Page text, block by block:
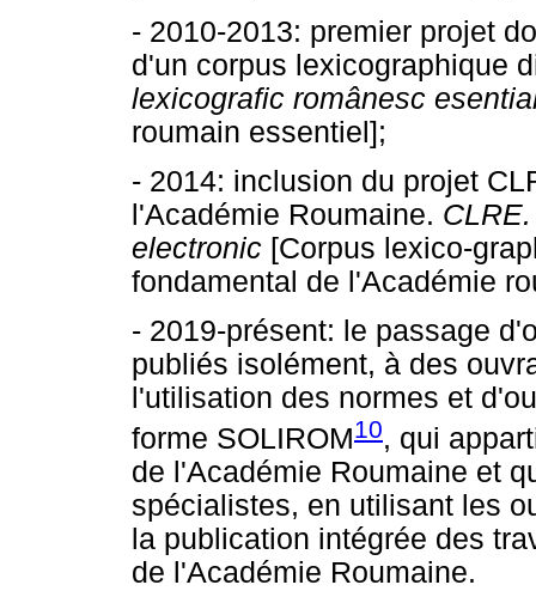
- 2010-2013: premier projet
d'un corpus lexicographique
lexicografic românesc
roumain essentiel];
- 2014: inclusion du projet
l'Académie Roumaine.
electronic [Corpus lexico-
fondamental de l'Académie
- 2019-présent: le passage
publiés isolément, à des
l'utilisation des normes et
forme SOLIROM10, qui
de l'Académie Roumaine et
spécialistes, en utilisant les
la publication intégrée des
de l'Académie Roumaine.